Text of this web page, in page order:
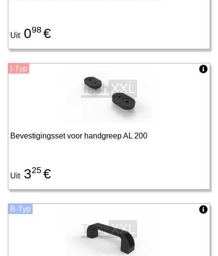
Uit098 €
Bevestigingsset voor handgreep AL 200
Uit325 €
I-Typ
B-Typ